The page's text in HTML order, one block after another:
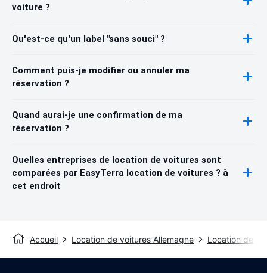
voiture ?
Qu'est-ce qu'un label "sans souci" ?
Comment puis-je modifier ou annuler ma
réservation ?
Quand aurai-je une confirmation de ma
réservation ?
Quelles entreprises de location de voitures sont
comparées par EasyTerra location de voitures ? à
cet endroit
Accueil Location de voitures Allemagne Location de